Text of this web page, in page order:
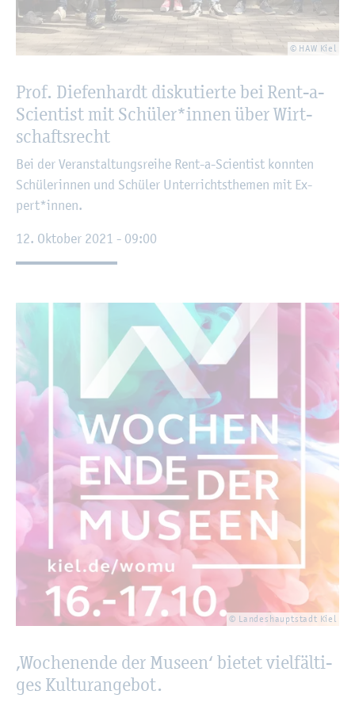
© HAW Kiel
Prof. Die­fen­hardt dis­ku­tier­te bei Rent-a-
Sci­en­tist mit Schü­ler*innen über Wirt­
schafts­recht
Bei der Ver­an­stal­tungs­rei­he Rent-a-Sci­en­tist konn­ten
Schü­le­rin­nen und Schü­ler Un­ter­richts­the­men mit Ex­
pert*innen.
12. Ok­to­ber 2021 - 09:00
© Lan­des­haupt­stadt Kiel
‚Wo­chen­en­de der Mu­se­en‘ bie­tet viel­fäl­ti­
ges Kul­tur­ange­bot.